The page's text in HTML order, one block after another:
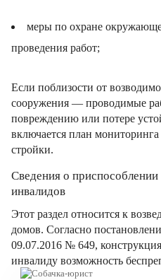
меры по охране
проведения работ;
Если поблизости от
сооружения — проводимые
повреждению или потере
включается план
стройки.
Сведения о
инвалидов
Этот раздел относится к
домов. Согласно
09.07.2016 № 649,
инвалиду возможность